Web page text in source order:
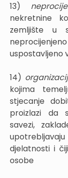
13)
nekretnine
zemljište u
uspostavljeno
14)
kojima
stjecanje
proizlazi da
savezi,
upotrebljavaju
djelatnosti i
osobe